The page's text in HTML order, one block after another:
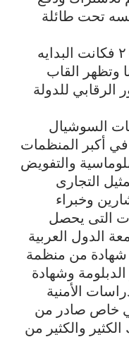
تحت طائلة
يلاحظ ان هذه الظاهرة انتشرت وتمادت في الانتشار بعد أحداث يناير ٢٠١١ فكانت البدايه
وتظهر القاب
للدولة
السوشيال
في أكبر المنظمات
والتفويض
التجارى
وخبراء
التى يحصل
الدول العربية
شهادة من منظمة
الدبلومة وشهادة
الأمنية
خاص صادر من
والكثير من